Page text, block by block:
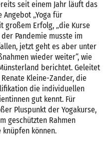
seit einem Jahr läuft das
Angebot „Yoga für
großem Erfolg, „die Kurse
Pandemie musste im
jetzt geht es aber unter
wieder weiter“, wie
berichtet. Geleitet
Kleine-Zander, die
die individuellen
gut kennt. Für
Pluspunkt der Yogakurse,
geschützten Rahmen
knüpfen können.